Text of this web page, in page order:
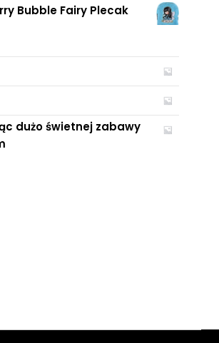
Bubble Fairy Plecak
dużo świetnej zabawy